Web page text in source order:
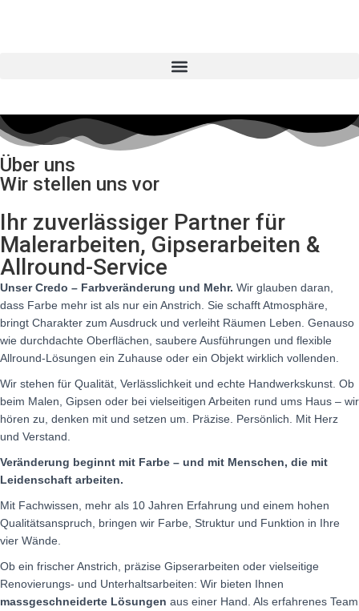
Über uns
Wir stellen uns vor
Ihr zuverlässiger Partner für
Malerarbeiten, Gipserarbeiten &
Allround-Service
Unser Credo – Farbveränderung und Mehr. Wir glauben daran,
dass Farbe mehr ist als nur ein Anstrich. Sie schafft Atmosphäre,
bringt Charakter zum Ausdruck und verleiht Räumen Leben. Genauso
wie durchdachte Oberflächen, saubere Ausführungen und flexible
Allround-Lösungen ein Zuhause oder ein Objekt wirklich vollenden.
Wir stehen für Qualität, Verlässlichkeit und echte Handwerkskunst. Ob
beim Malen, Gipsen oder bei vielseitigen Arbeiten rund ums Haus – wir
hören zu, denken mit und setzen um. Präzise. Persönlich. Mit Herz
und Verstand.
Veränderung beginnt mit Farbe – und mit Menschen, die mit
Leidenschaft arbeiten.
Mit Fachwissen, mehr als 10 Jahren Erfahrung und einem hohen
Qualitätsanspruch, bringen wir Farbe, Struktur und Funktion in Ihre
vier Wände.
Ob ein frischer Anstrich, präzise Gipserarbeiten oder vielseitige
Renovierungs- und Unterhaltsarbeiten: Wir bieten Ihnen
massgeschneiderte Lösungen aus einer Hand. Als erfahrenes Team